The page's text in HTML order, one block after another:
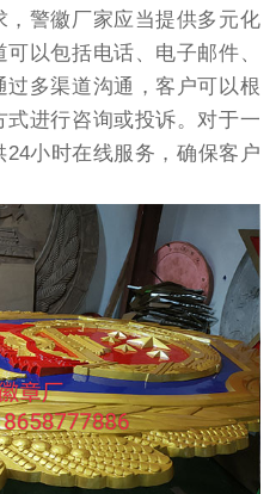
警徽厂家应当提供多元化
以包括电话、电子邮件、
多渠道沟通，客户可以根
进行咨询或投诉。对于一
小时在线服务，确保客户